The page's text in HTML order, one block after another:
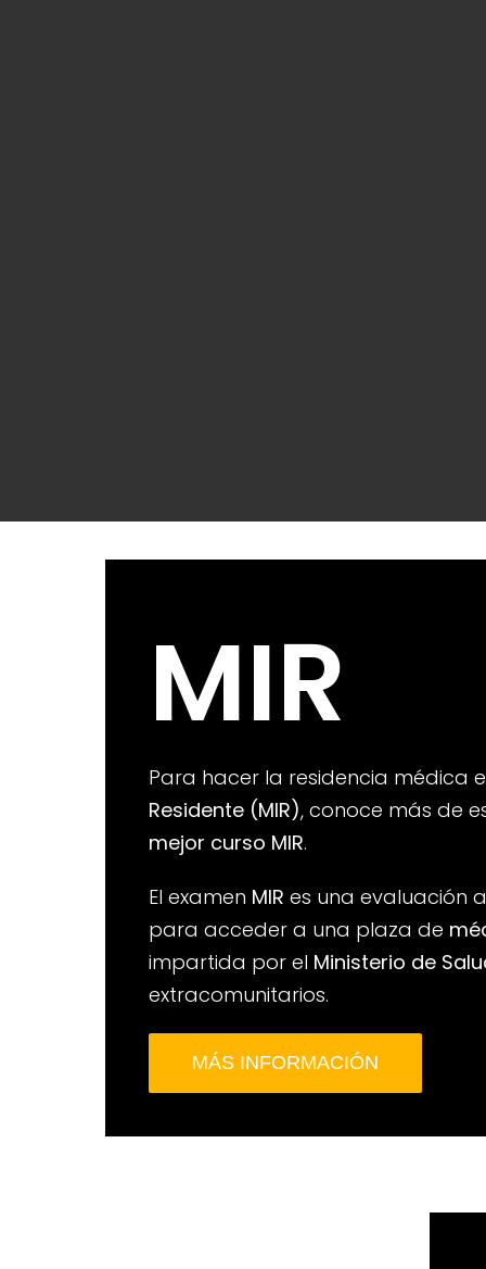
MIR
Para hacer la residencia médica
Residente (MIR), conoce más de
mejor curso MIR.
El examen MIR es una evaluación
para acceder a una plaza de
impartida por el Ministerio de
extracomunitarios.
MÁS INFORMACIÓN